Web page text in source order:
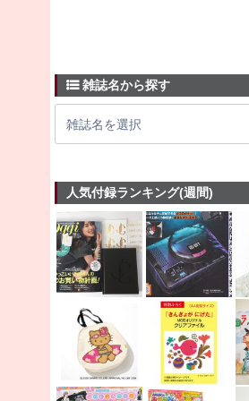
雑誌名から探す
人気付録ランキング(週間)